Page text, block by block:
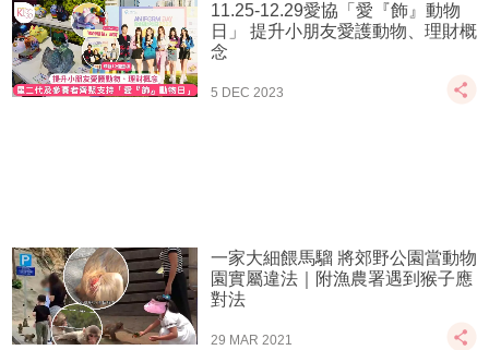
11.25-12.29愛協「愛『飾』動物
日」 提升小朋友愛護動物、理財概
念
5 DEC 2023
一家大細餵馬騮 將郊野公園當動物
園實屬違法｜附漁農署遇到猴子應
對法
29 MAR 2021